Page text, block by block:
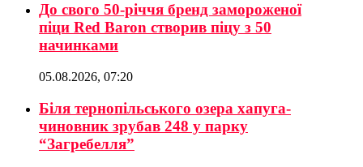
До свого 50-річчя бренд замороженої
піци Red Baron створив піцу з 50
начинками
05.08.2026, 07:20
Біля тернопільського озера хапуга-
чиновник зрубав 248 у парку
“Загребелля”